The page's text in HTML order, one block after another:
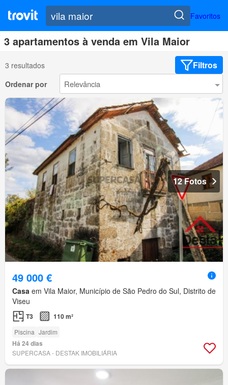
Favoritos
3 apartamentos à venda em Vila Maior
3 resultados Filtros
Ordenar por
12 Fotos
49 000 €
Casa em Vila Maior, Município de São Pedro do Sul, Distrito de
Viseu
T3 110 m²
Piscina Jardim
Há 24 dias
SUPERCASA - DESTAK IMOBILIÁRIA